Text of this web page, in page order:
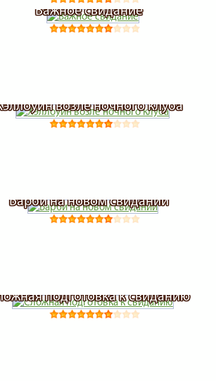
Важное свидание
возле ночного клуба
Барби на новом свидании
подготовка к свиданию